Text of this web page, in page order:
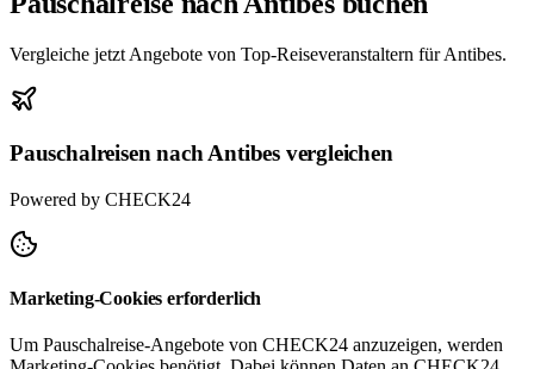
Vergleiche jetzt Angebote von Top-Reiseveranstaltern für Antibes.
Pauschalreisen nach Antibes vergleichen
Powered by CHECK24
Marketing-Cookies erforderlich
Um Pauschalreise-Angebote von CHECK24 anzuzeigen, werden